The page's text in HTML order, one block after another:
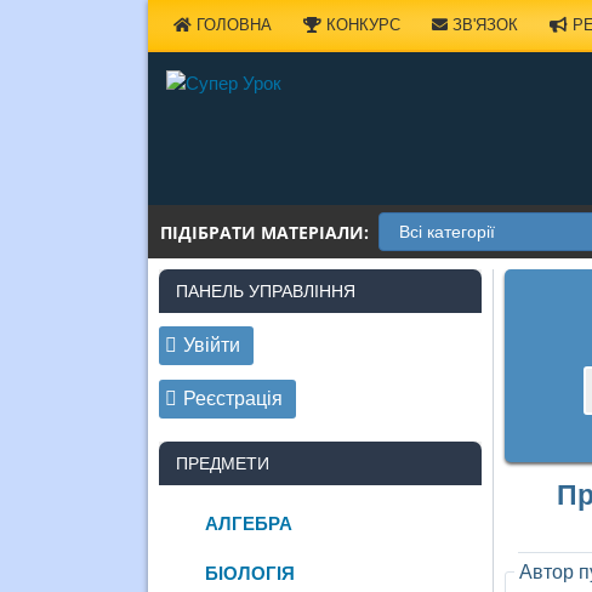
ГОЛОВНА КОНКУРС ЗВ'ЯЗОК
ПІДІБРАТИ МАТЕРІАЛИ:
Автор
ПАНЕЛЬ УПРАВЛІННЯ
Увійти
Реєстрація
ПРЕДМЕТИ
АЛГЕБРА
БІОЛОГІЯ